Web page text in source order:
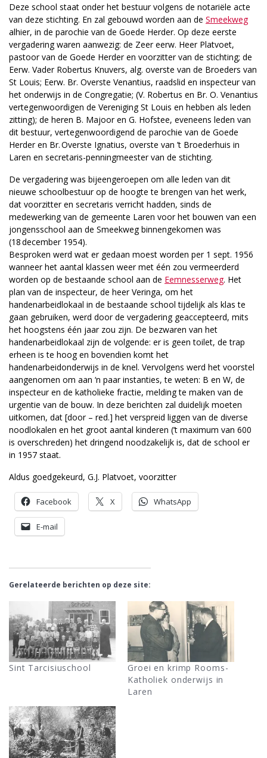
Deze school staat onder het bestuur volgens de notariële acte
van deze stichting. En zal gebouwd worden aan de Smeekweg
alhier, in de parochie van de Goede Herder. Op deze eerste
vergadering waren aanwezig: de Zeer eerw. Heer Platvoet,
pastoor van de Goede Herder en voorzitter van de stichting; de
Eerw. Vader Robertus Knuvers, alg. overste van de Broeders van
St Louis; Eerw. Br. Overste Venantius, raadslid en inspecteur van
het onderwijs in de Congregatie; (V. Robertus en Br. O. Venantius
vertegenwoordigen de Vereniging St Louis en hebben als leden
zitting); de heren B. Majoor en G. Hofstee, eveneens leden van
dit bestuur, vertegenwoordigend de parochie van de Goede
Herder en Br. Overste Ignatius, overste van ’t Broederhuis in
Laren en secretaris-penningmeester van de stichting.
De vergadering was bijeengeroepen om alle leden van dit
nieuwe schoolbestuur op de hoogte te brengen van het werk,
dat voorzitter en secretaris verricht hadden, sinds de
medewerking van de gemeente Laren voor het bouwen van een
jongensschool aan de Smeekweg binnengekomen was
(18 december 1954).
Besproken werd wat er gedaan moest worden per 1 sept. 1956
wanneer het aantal klassen weer met één zou vermeerderd
worden op de bestaande school aan de Eemnesserweg. Het
plan van de inspecteur, de heer Veringa, om het
handenarbeidlokaal in de bestaande school tijdelijk als klas te
gaan gebruiken, werd door de vergadering geaccepteerd, mits
het hoogstens één jaar zou zijn. De bezwaren van het
handenarbeidlokaal zijn de volgende: er is geen toilet, de trap
erheen is te hoog en bovendien komt het
handenarbeidonderwijs in de knel. Vervolgens werd het voorstel
aangenomen om aan ‘n paar instanties, te weten: B en W, de
inspecteur en de katholieke fractie, melding te maken van de
urgentie van de bouw. In deze berichten zal duidelijk moeten
uitkomen, dat [door – red.] het verspreid liggen van de diverse
noodlokalen en het groot aantal kinderen (’t maximum van 600
is overschreden) het dringend noodzakelijk is, dat de school er
in 1957 staat.
Aldus goedgekeurd, G.J. Platvoet, voorzitter
Facebook X WhatsApp
E-mail
Gerelateerde berichten op deze site:
Sint Tarcisiuschool
Groei en krimp Rooms-
Katholiek onderwijs in
Laren